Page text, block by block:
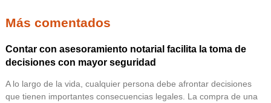
Más comentados
Contar con asesoramiento notarial facilita la toma de
decisiones con mayor seguridad
A lo largo de la vida, cualquier persona debe afrontar decisiones
que tienen importantes consecuencias legales. La compra de una